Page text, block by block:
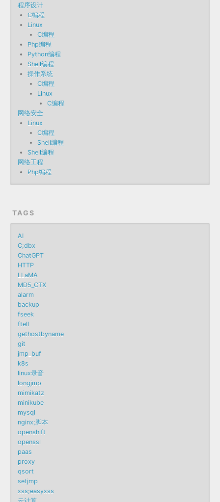
程序设计
C编程
Linux
C编程
Php编程
Python编程
Shell编程
操作系统
C编程
Linux
C编程
网络安全
Linux
C编程
Shell编程
Shell编程
网络工程
Php编程
TAGS
AI
C;dbx
ChatGPT
HTTP
LLaMA
MD5_CTX
alarm
backup
fseek
ftell
gethostbyname
git
jmp_buf
k8s
linux录音
longjmp
mimikatz
minikube
mysql
nginx;脚本
openshift
openssl
paas
proxy
qsort
setjmp
xss;easyxss